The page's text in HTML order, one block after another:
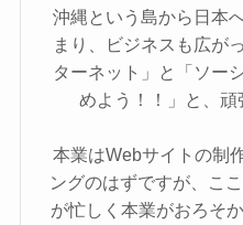
沖縄という島から日本
まり、ビジネスも広が
ターネット」と「ソー
めよう！！」と、頑
本業はWebサイトの制
ングのはずですが、こ
が忙しく本業がおろそ